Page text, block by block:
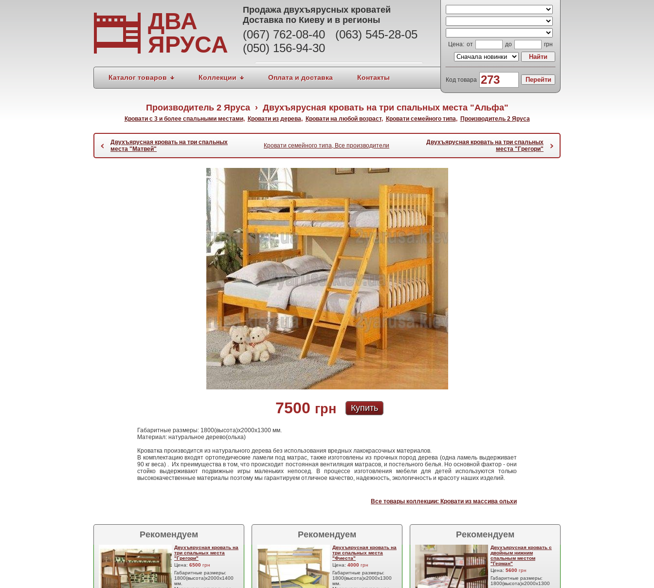
ДВА
ЯРУСА
Продажа двухъярусных кроватей
Доставка по Киеву и в регионы
(067) 762-08-40 (063) 545-28-05
(050) 156-94-30
Каталог товаров Коллекции Оплата и доставка Контакты
Цена: от до грн
Код товара
Производитель 2 Яруса › Двухъярусная кровать на три спальных места "Альфа"
Кровати с 3 и более спальными местами, Кровати из дерева, Кровати на любой возраст, Кровати семейного типа, Производитель 2 Яруса
‹
Двухъярусная кровать на три спальных
места "Матвей"
Кровати семейного типа, Все производители
Двухъярусная кровать на три спальных
места "Грегори"
›
7500 грн Купить
Габаритные размеры: 1800(высота)х2000х1300 мм.
Материал: натуральное дерево(ольха)
Кроватка производится из натурального дерева без использования вредных лакокрасочных материалов.
В комплектацию входят ортопедические ламели под матрас, также изготовлены из прочных пород дерева (одна ламель выдерживает
90 кг веса) . Их преимущества в том, что происходит постоянная вентиляция матрасов, и постельного белья. Но основной фактор - они
стойко выдерживают подвижные игры маленьких непосед. В процессе изготовления мебели для детей используются только
высококачественные материалы поэтому мы гарантируем отличное качество, надежность, экологичность и красоту наших изделий.
Все товары коллекции: Кровати из массива ольхи
Рекомендуем Рекомендуем Рекомендуем
Двухъярусная кровать на
три спальных места
"Грегори"
Цена: 6500 грн
Габаритные размеры:
1800(высота)х2000х1400
мм.
Двухъярусная кровать на
три спальных места
"Фиеста"
Цена: 4000 грн
Габаритные размеры:
1800(высота)х2000х1300
мм.
Двухъярусная кровать с
двойным нижним
спальным местом
"Герман"
Цена: 5600 грн
Габаритные размеры:
1800(высота)х2000х1300